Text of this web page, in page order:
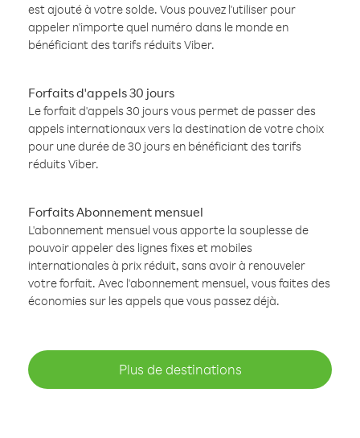
est ajouté à votre solde. Vous pouvez l'utiliser pour
appeler n'importe quel numéro dans le monde en
bénéficiant des tarifs réduits Viber.
Forfaits d'appels 30 jours
Le forfait d'appels 30 jours vous permet de passer des
appels internationaux vers la destination de votre choix
pour une durée de 30 jours en bénéficiant des tarifs
réduits Viber.
Forfaits Abonnement mensuel
L'abonnement mensuel vous apporte la souplesse de
pouvoir appeler des lignes fixes et mobiles
internationales à prix réduit, sans avoir à renouveler
votre forfait. Avec l'abonnement mensuel, vous faites des
économies sur les appels que vous passez déjà.
Plus de destinations